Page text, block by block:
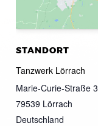
STANDORT
Tanzwerk Lörrach
Marie-Curie-Straße 3
79539 Lörrach
Deutschland